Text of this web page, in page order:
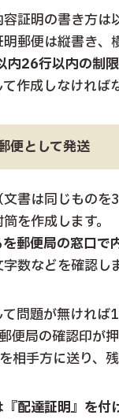
証明の書き方は
郵便は縦書き、
26行以内の制限
作成しなければ
便として発送
書は同じもの
を作成します。
郵便局の窓口で
数などを確認し
問題が無ければ
便局の確認印が押
相手方に送り、
配達証明』を